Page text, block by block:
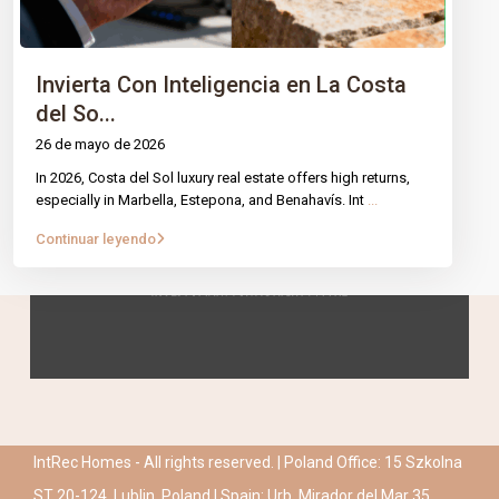
Invierta Con Inteligencia en La Costa
del So...
26 de mayo de 2026
In 2026, Costa del Sol luxury real estate offers high returns,
especially in Marbella, Estepona, and Benahavís. Int
Continuar leyendo
IntRec Homes - All rights reserved. | Poland Office: 15 Szkolna